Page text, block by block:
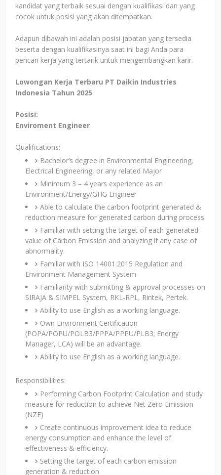
kandidat yang terbaik sesuai dengan kualifikasi dan yang
cocok untuk posisi yang akan ditempatkan.
Adapun dibawah ini adalah posisi jabatan yang tersedia
beserta dengan kualifikasinya saat ini bagi Anda para
pencari kerja yang tertarik untuk mengembangkan karir.
Lowongan Kerja Terbaru PT Daikin Industries
Indonesia Tahun 2025
Posisi:
Enviroment Engineer
Qualifications:
Bachelor’s degree in Environmental Engineering,
Electrical Engineering, or any related Major
Minimum 3 – 4 years experience as an
Environment/Energy/GHG Engineer
Able to calculate the carbon footprint generated &
reduction measure for generated carbon during process
Familiar with setting the target of each generated
value of Carbon Emission and analyzing if any case of
abnormality.
Familiar with ISO 14001:2015 Regulation and
Environment Management System
Familiarity with submitting & approval processes on
SIRAJA & SIMPEL System, RKL-RPL, Rintek, Pertek.
Ability to use English as a working language.
Own Environment Certification
(POPA/POPU/POLB3/PPPA/PPPU/PLB3; Energy
Manager, LCA) will be an advantage.
Ability to use English as a working language.
Responsibilities:
Performing Carbon Footprint Calculation and study
measure for reduction to achieve Net Zero Emission
(NZE)
Create continuous improvement idea to reduce
energy consumption and enhance the level of
effectiveness & efficiency.
Setting the target of each carbon emission
generation & reduction